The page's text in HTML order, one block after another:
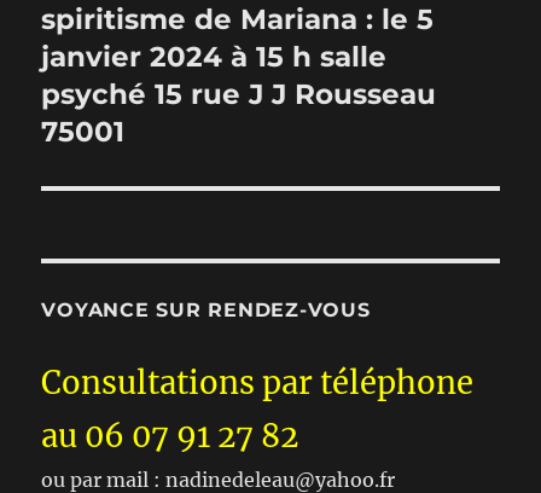
suivante :
spiritisme de Mariana : le 5
janvier 2024 à 15 h salle
psyché 15 rue J J Rousseau
75001
VOYANCE SUR RENDEZ-VOUS
Consultations par téléphone
au 06 07 91 27 82
ou par mail : nadinedeleau@yahoo.fr